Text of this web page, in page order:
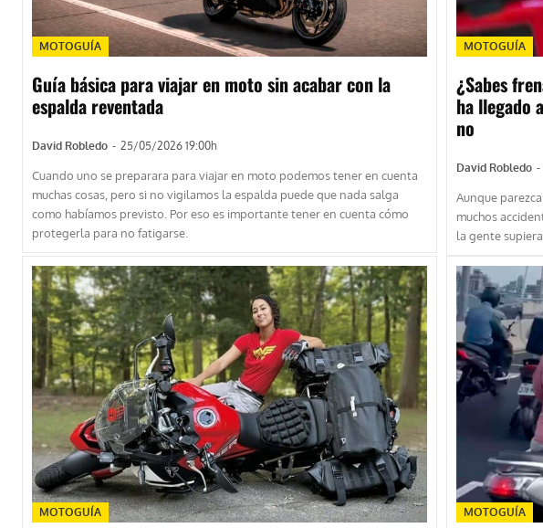
MOTOGUÍA
Guía básica para viajar en moto sin acabar con la
espalda reventada
David Robledo - 25/05/2026 19:00h
Cuando uno se preparara para viajar en moto podemos tener en cuenta
muchas cosas, pero si no vigilamos la espalda puede que nada salga
como habíamos previsto. Por eso es importante tener en cuenta cómo
protegerla para no fatigarse.
MOTOGUÍA
¿Sabes
ha llegado
no
David Robledo -
Aunque
muchos
la gente
MOTOGUÍA MOTOGUÍA